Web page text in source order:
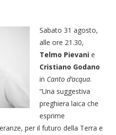
Sabato 31 agosto,
alle ore 21.30,
Telmo Pievani e
Cristiano Godano
in Canto d’acqua.
“Una suggestiva
preghiera laica che
esprime
per il futuro della Terra e